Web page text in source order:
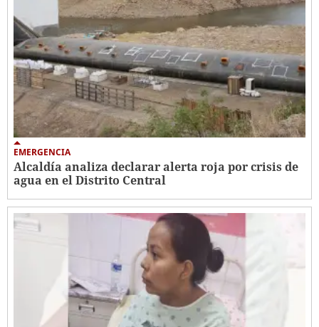
EMERGENCIA
Alcaldía analiza declarar alerta roja por crisis de
agua en el Distrito Central